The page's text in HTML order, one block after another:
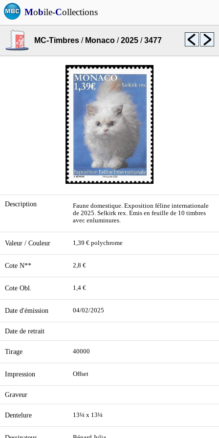
Mobile-Collections
MC-Timbres / Monaco /2025 /3477
Description
Faune domestique. Exposition féline internationale
de 2025. Selkirk rex. Emis en feuille de 10 timbres
avec enluminures.
Valeur / Couleur 1,39 € polychrome
Cote N** 2,8 €
Cote Obl. 1,4 €
Date d'émission 04/02/2025
Date de retrait
Tirage 40000
Impression Offset
Graveur
Dentelure 13¼ x 13¼